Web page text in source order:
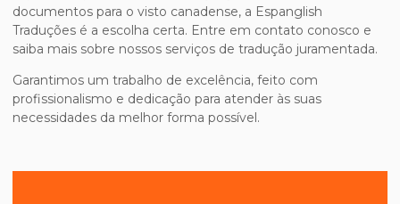
documentos para o visto canadense, a Espanglish
Traduções é a escolha certa. Entre em contato conosco e
saiba mais sobre nossos serviços de tradução juramentada.
Garantimos um trabalho de excelência, feito com
profissionalismo e dedicação para atender às suas
necessidades da melhor forma possível.